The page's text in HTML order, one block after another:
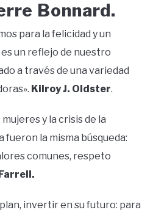
Bonnard.
para la felicidad y un
un reflejo de nuestro
a través de una variedad
Kilroy J. Oldster.
y la crisis de la
fueron la misma búsqueda:
comunes, respeto
invertir en su futuro: para